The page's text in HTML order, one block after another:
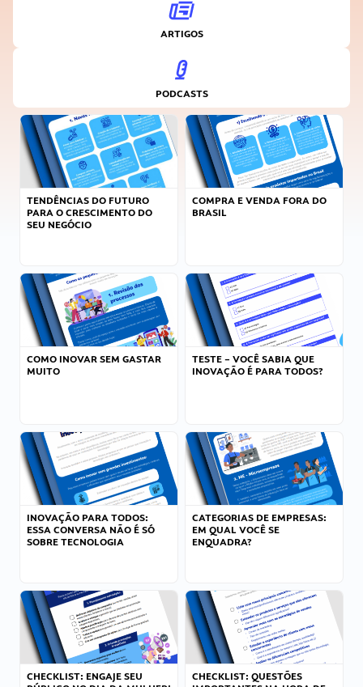
ARTIGOS
PODCASTS
TENDÊNCIAS DO FUTURO
PARA O CRESCIMENTO DO
SEU NEGÓCIO
COMPRA E VENDA FORA DO
BRASIL
COMO INOVAR SEM GASTAR
MUITO
TESTE – VOCÊ SABIA QUE
INOVAÇÃO É PARA TODOS?
INOVAÇÃO PARA TODOS:
ESSA CONVERSA NÃO É SÓ
SOBRE TECNOLOGIA
CATEGORIAS DE EMPRESAS:
EM QUAL VOCÊ SE
ENQUADRA?
CHECKLIST: ENGAJE SEU
CHECKLIST: QUESTÕES